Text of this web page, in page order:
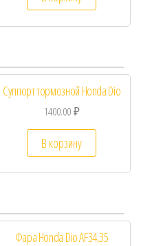
Суппорт тормозной Honda Dio
1400.00₽
В корзину
Фара Honda Dio AF34,35